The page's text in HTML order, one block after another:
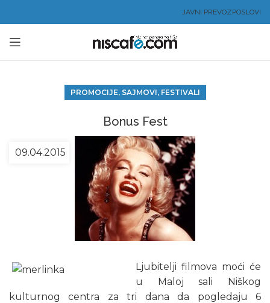
JAVNI PREVOZPOSLOVI
PROMOCIJE, SAJMOVI, FESTIVALI
Bonus Fest
09.04.2015
Ljubitelji filmova moći će
u Maloj sali Niškog
kulturnog centra za tri dana da pogledaju 6